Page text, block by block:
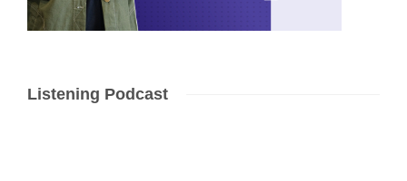
Listening Podcast